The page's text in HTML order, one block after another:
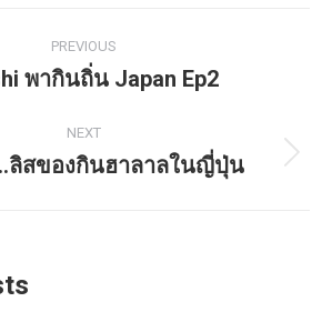
PREVIOUS
Previous
พากินถิ่น Japan Ep2
NEXT
Next
ลิสของกินฮาลาลในญี่ปุ่น